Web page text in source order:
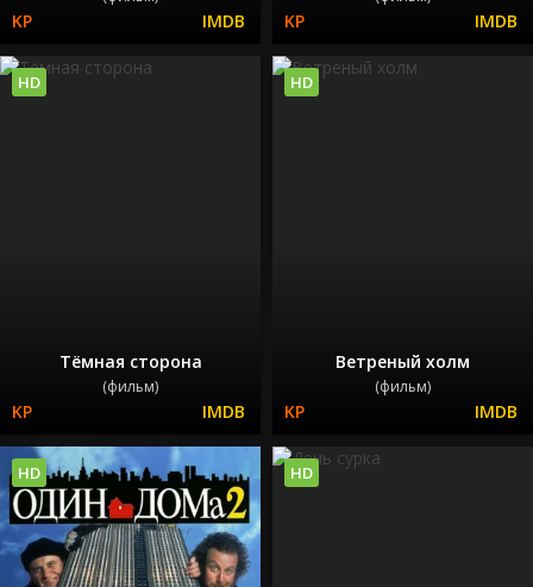
Тёмная сторона
(фильм)
HD
Ветреный холм
(фильм)
HD
HD HD